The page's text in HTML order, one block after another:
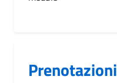
Prenotazioni